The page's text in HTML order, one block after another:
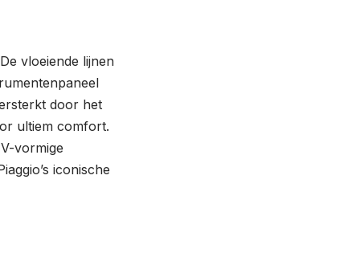
vloeiende lijnen
door het
ultiem comfort.
vormige
iconische